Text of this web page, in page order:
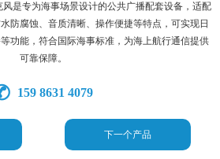
是专为海事场景设计的公共广播配套设备，适配
防腐蚀、音质清晰、操作便捷等特点，可实现日
功能，符合国际海事标准，为海上航行通信提供
可靠保障。
159 8631 4079
下一个产品